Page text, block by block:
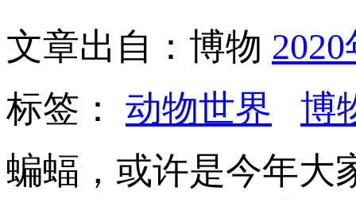
文章出自：博物
标签： 动物世界
博
蝙蝠，或许是今年大